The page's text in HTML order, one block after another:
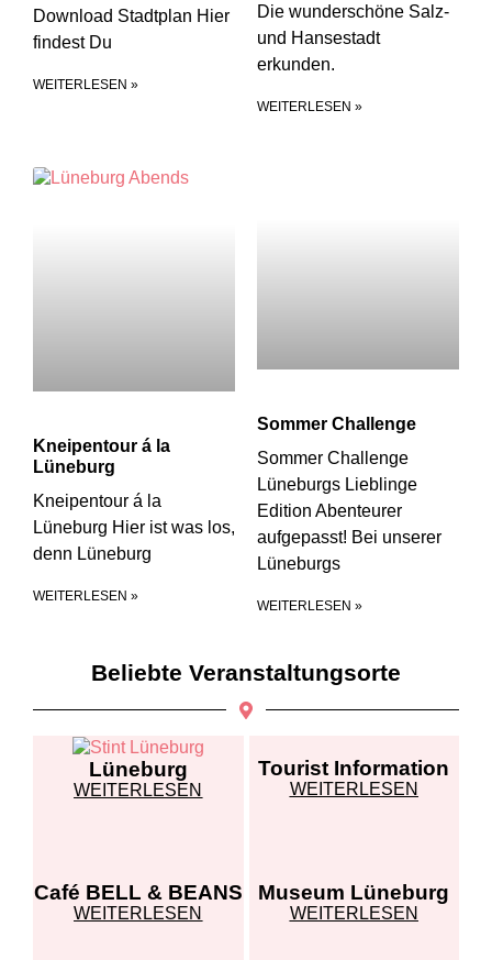
Download Stadtplan Hier
findest Du
WEITERLESEN »
Die wunderschöne Salz-
und Hansestadt
erkunden.
WEITERLESEN »
Kneipentour á la
Lüneburg
Kneipentour á la
Lüneburg Hier ist was los,
denn Lüneburg
WEITERLESEN »
Sommer Challenge
Sommer Challenge
Lüneburgs Lieblinge
Edition Abenteurer
aufgepasst! Bei unserer
Lüneburgs
WEITERLESEN »
Beliebte Veranstaltungsorte
Lüneburg
WEITERLESEN
Tourist Information
WEITERLESEN
Café BELL & BEANS
WEITERLESEN
Museum Lüneburg
WEITERLESEN